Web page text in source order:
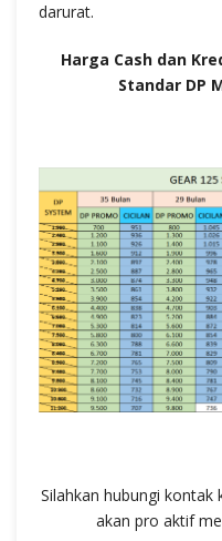
darurat.
Harga Cash dan
Standar DP
Silahkan hubungi
akan pro aktif